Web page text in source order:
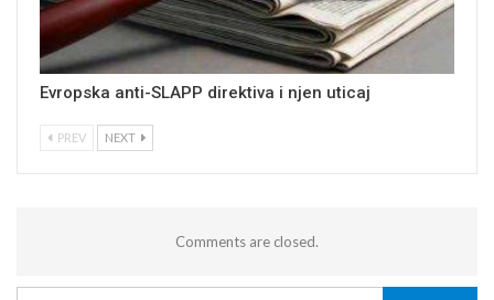
Evropska anti-SLAPP direktiva i njen uticaj
PREV NEXT
Comments are closed.